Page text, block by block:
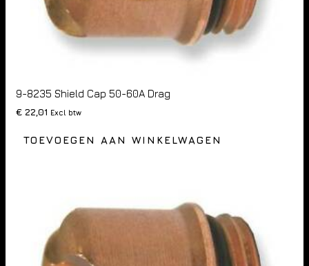
9-8235 Shield Cap 50-60A Drag
€ 22,01 Excl btw
TOEVOEGEN AAN WINKELWAGEN